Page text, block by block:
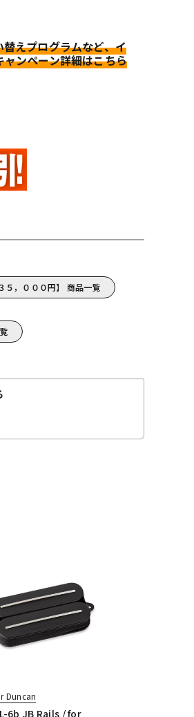
えプログラムなど、イ
ンペーン詳細はこちら
，０００円】 商品一覧
Duncan
6b JB Rails / for